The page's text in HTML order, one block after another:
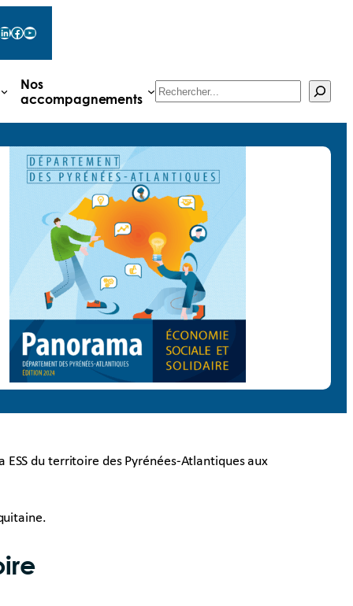
Facebook
YouTube
Nos
accompagnements
Rechercher
du territoire des Pyrénées-Atlantiques aux